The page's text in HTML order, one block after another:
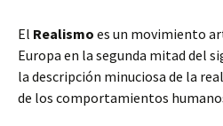
El Realismo es un movimiento
Europa en la segunda mitad del
la descripción minuciosa de la
de los comportamientos